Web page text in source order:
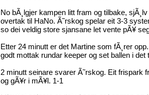
No bÃ¸lgjer kampen litt fram og tilbake,
overtak til HaNo. Ã˜rskog spelar eit 3-3
so dei veldig store sjansane let vente pÃ¥
Etter 24 minutt er det Martine som fÃ¸rer
godt mottak rundar keeper og set ballen i
2 minutt seinare svarer Ã˜rskog. Eit frispark
og gÃ¥r i mÃ¥l. 1-1